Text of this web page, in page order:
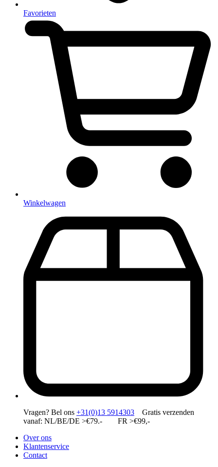
Favorieten
Winkelwagen
Vragen? Bel ons +31(0)13 5914303 Gratis verzenden
vanaf: NL/BE/DE >€79.- FR >€99,-
Over ons
Klantenservice
Contact